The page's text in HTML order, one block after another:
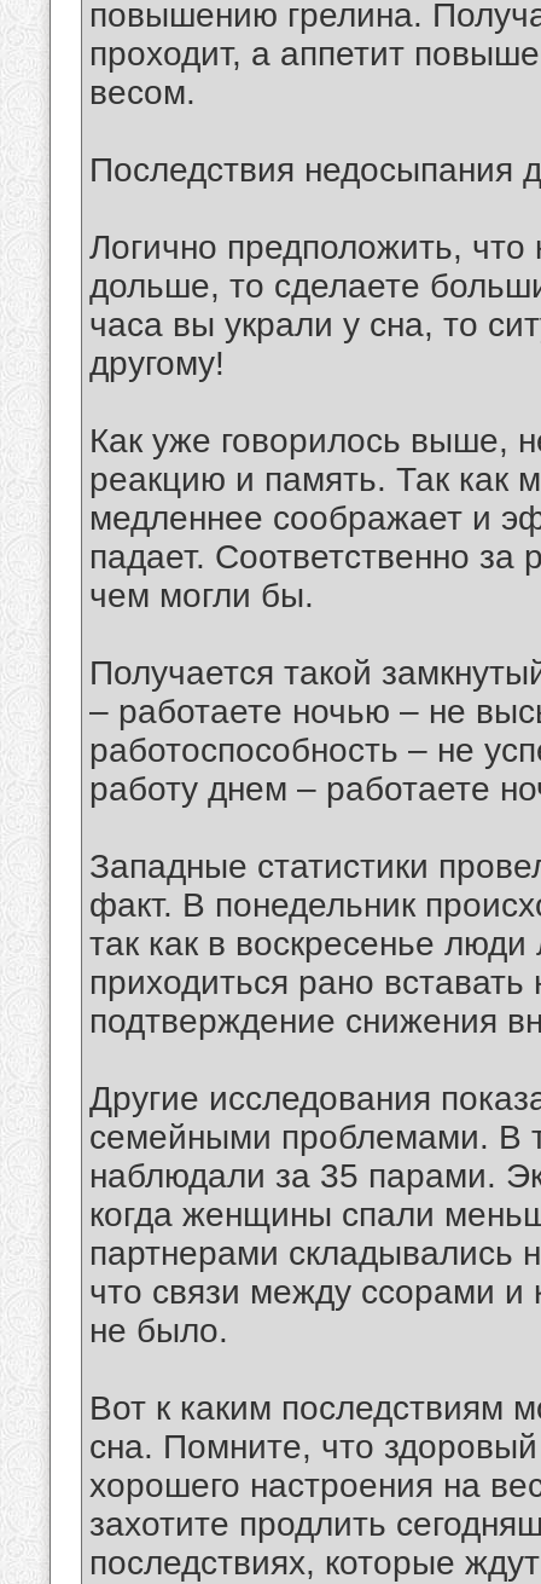
повышению грелина.
проходит, а аппетит
весом.
Последствия недосыпания
Логично предположить, что
дольше, то сделаете
часа вы украли у сна, то
другому!
Как уже говорилось выше,
реакцию и память. Так как
медленнее соображает и
падает. Соответственно
чем могли бы.
Получается такой
– работаете ночью – не
работоспособность – не
работу днем – работаете
Западные статистики
факт. В понедельник
так как в воскресенье
приходиться рано
подтверждение снижения
Другие исследования
семейными проблемами. В
наблюдали за 35 парами.
когда женщины спали
партнерами складывались
что связи между ссорами и
не было.
Вот к каким последствиям
сна. Помните, что
хорошего настроения на
захотите продлить
последствиях, которые